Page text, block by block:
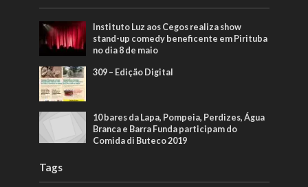
Instituto Luz aos Cegos realiza show
stand-up comedy beneficente em Pirituba
no dia 8 de maio
309 – Edição Digital
10 bares da Lapa, Pompeia, Perdizes, Água
Branca e Barra Funda participam do
Comida di Buteco 2019
Tags